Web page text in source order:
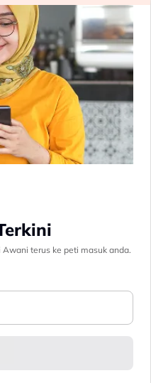
terus ke peti masuk anda.